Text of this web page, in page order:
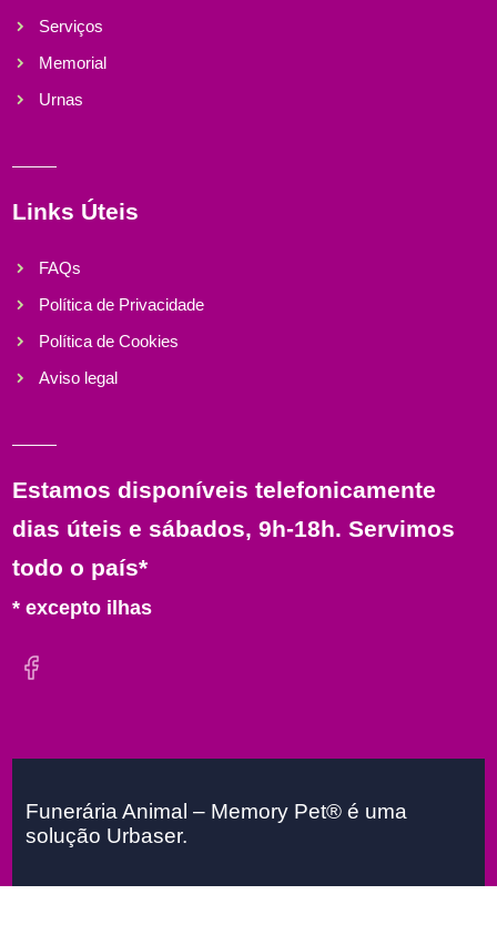
Serviços
Memorial
Urnas
Links Úteis
FAQs
Política de Privacidade
Política de Cookies
Aviso legal
Estamos disponíveis telefonicamente
dias úteis e sábados, 9h-18h. Servimos
todo o país*
* excepto ilhas
Funerária Animal – Memory Pet® é uma
solução Urbaser.